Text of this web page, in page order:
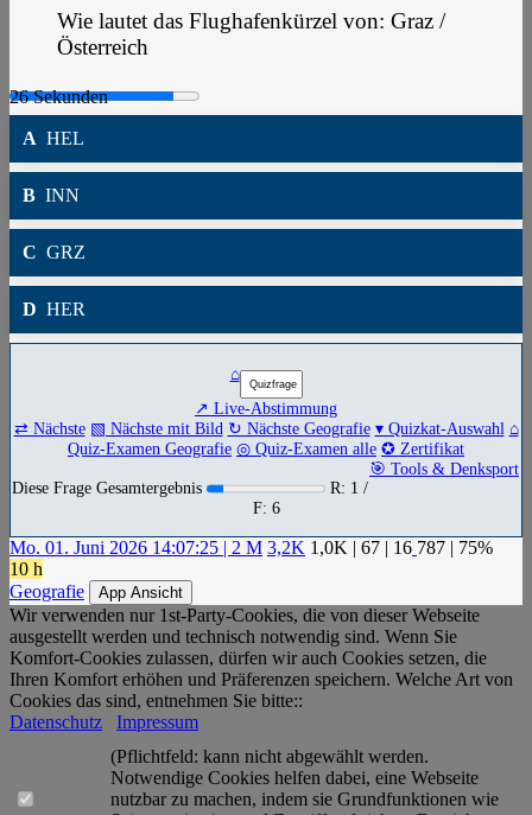
Wie lautet das Flughafenkürzel von: Graz /
Österreich
A HEL
B INN
C GRZ
D HER
⌂
↗ Live-Abstimmung
⇄ Nächste ▧ Nächste mit Bild ↻ Nächste Geografie ▾ Quizkat-Auswahl ⌂
Quiz-Examen Geografie ◎ Quiz-Examen alle ✪ Zertifikat
🎯 Tools & Denksport
Diese Frage Gesamtergebnis
R: 1 /
F: 6
Mo. 01. Juni 2026 14:07:25 | 2 M 3,2K 1,0K | 67 | 16 787 | 75%
10 h
Geografie
App Ansicht
Wir verwenden nur 1st-Party-Cookies, die von dieser Webseite
ausgestellt werden und technisch notwendig sind. Wenn Sie
Komfort-Cookies zulassen, dürfen wir auch Cookies setzen, die
Ihren Komfort erhöhen und Präferenzen speichern. Welche Art von
Cookies das sind, entnehmen Sie bitte::
Datenschutz
Impressum
(Pflichtfeld: kann nicht abgewählt werden.
Notwendige Cookies helfen dabei, eine Webseite
nutzbar zu machen, indem sie Grundfunktionen wie